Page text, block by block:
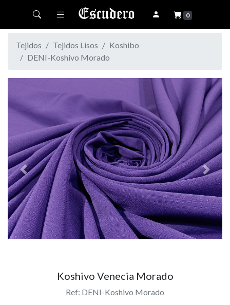
Toggle navigation 0
Tejidos Tejidos Lisos
Koshibo
DENI-Koshivo Morado
Previous Next
Koshivo Venecia Morado
Ref: DENI-Koshivo Morado